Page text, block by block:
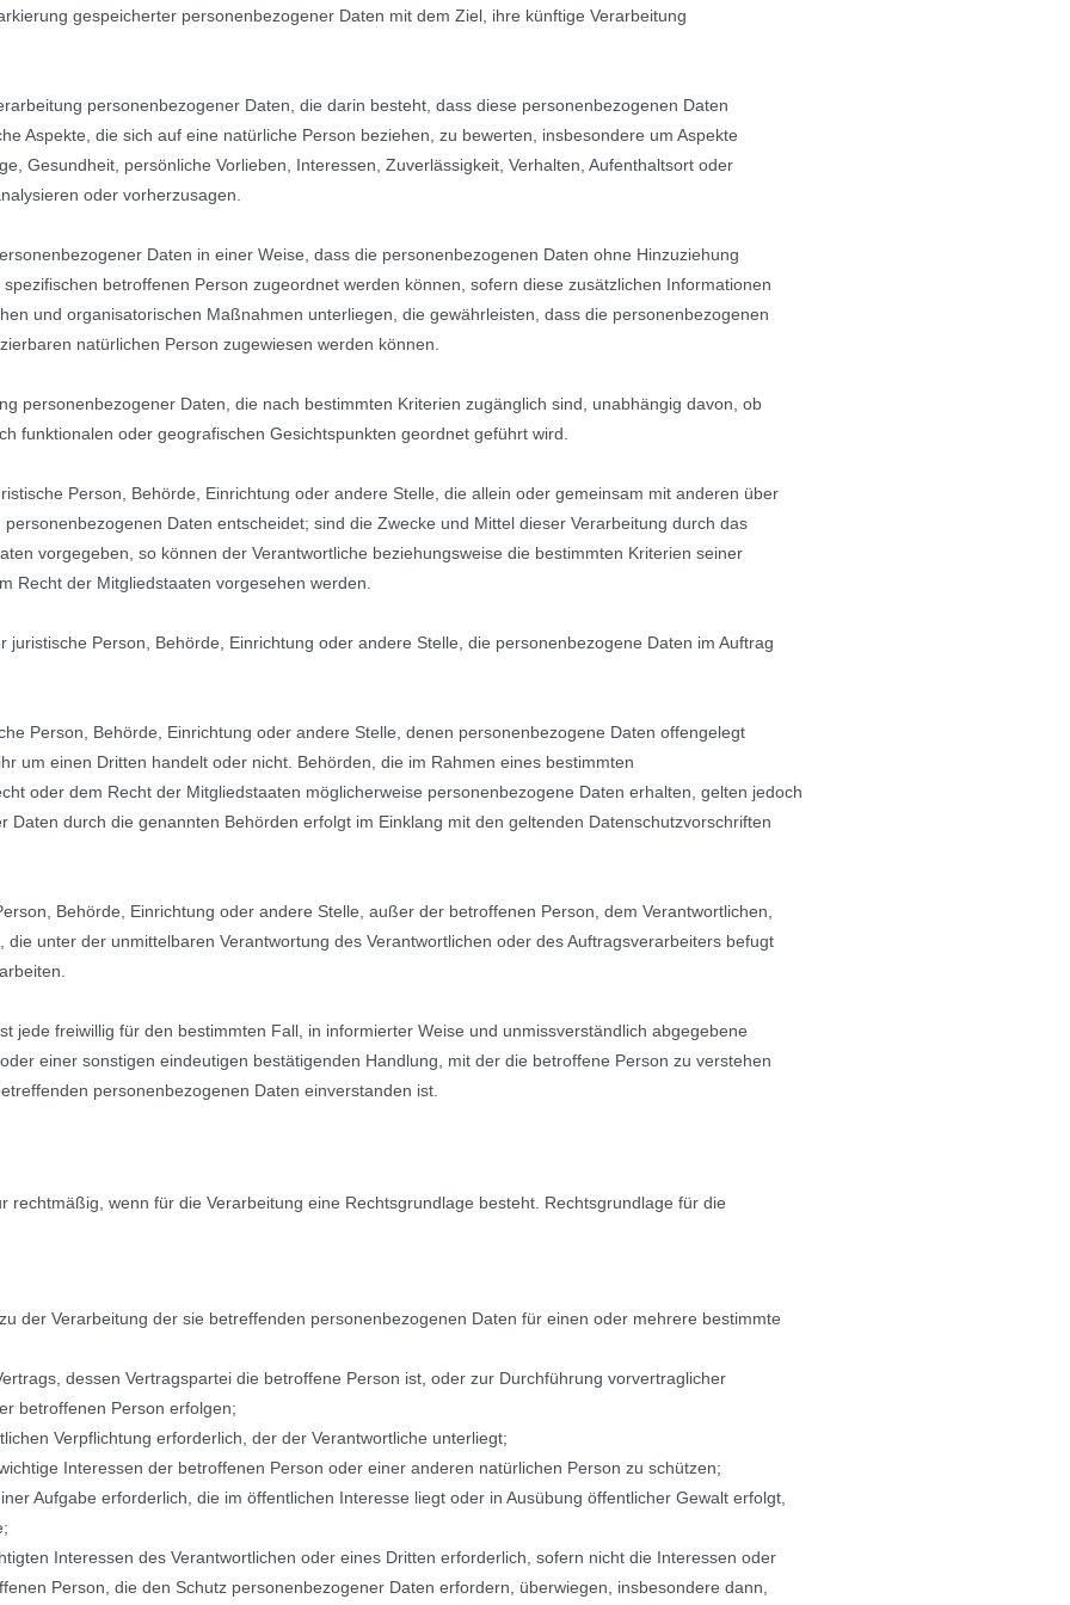
gespeicherter personenbezogener Daten mit dem Ziel, ihre künftige Verarbeitung
personenbezogener Daten, die darin besteht, dass diese personenbezogenen Daten
Aspekte, die sich auf eine natürliche Person beziehen, zu bewerten, insbesondere um Aspekte
Gesundheit, persönliche Vorlieben, Interessen, Zuverlässigkeit, Verhalten, Aufenthaltsort oder
oder vorherzusagen.
Daten in einer Weise, dass die personenbezogenen Daten ohne Hinzuziehung
betroffenen Person zugeordnet werden können, sofern diese zusätzlichen Informationen
und organisatorischen Maßnahmen unterliegen, die gewährleisten, dass die personenbezogenen
natürlichen Person zugewiesen werden können.
personenbezogener Daten, die nach bestimmten Kriterien zugänglich sind, unabhängig davon, ob
funktionalen oder geografischen Gesichtspunkten geordnet geführt wird.
Person, Behörde, Einrichtung oder andere Stelle, die allein oder gemeinsam mit anderen über
Daten entscheidet; sind die Zwecke und Mittel dieser Verarbeitung durch das
vorgegeben, so können der Verantwortliche beziehungsweise die bestimmten Kriterien seiner
Recht der Mitgliedstaaten vorgesehen werden.
juristische Person, Behörde, Einrichtung oder andere Stelle, die personenbezogene Daten im Auftrag
Person, Behörde, Einrichtung oder andere Stelle, denen personenbezogene Daten offengelegt
um einen Dritten handelt oder nicht. Behörden, die im Rahmen eines bestimmten
oder dem Recht der Mitgliedstaaten möglicherweise personenbezogene Daten erhalten, gelten jedoch
Daten durch die genannten Behörden erfolgt im Einklang mit den geltenden Datenschutzvorschriften
Behörde, Einrichtung oder andere Stelle, außer der betroffenen Person, dem Verantwortlichen,
unter der unmittelbaren Verantwortung des Verantwortlichen oder des Auftragsverarbeiters befugt
jede freiwillig für den bestimmten Fall, in informierter Weise und unmissverständlich abgegebene
einer sonstigen eindeutigen bestätigenden Handlung, mit der die betroffene Person zu verstehen
personenbezogenen Daten einverstanden ist.
rechtmäßig, wenn für die Verarbeitung eine Rechtsgrundlage besteht. Rechtsgrundlage für die
der Verarbeitung der sie betreffenden personenbezogenen Daten für einen oder mehrere bestimmte
dessen Vertragspartei die betroffene Person ist, oder zur Durchführung vorvertraglicher
betroffenen Person erfolgen;
Verpflichtung erforderlich, der der Verantwortliche unterliegt;
Interessen der betroffenen Person oder einer anderen natürlichen Person zu schützen;
Aufgabe erforderlich, die im öffentlichen Interesse liegt oder in Ausübung öffentlicher Gewalt erfolgt,
Interessen des Verantwortlichen oder eines Dritten erforderlich, sofern nicht die Interessen oder
Person, die den Schutz personenbezogener Daten erfordern, überwiegen, insbesondere dann,